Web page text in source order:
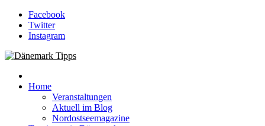
Facebook
Twitter
Instagram
Dänemark Tipps
Neuigkeiten und Nachrichten in Dänemark
Home
Veranstaltungen
Aktuell im Blog
Nordostseemagazine